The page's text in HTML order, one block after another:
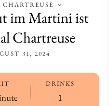
im Martini ist
Chartreuse
31, 2024
DRINKS
1